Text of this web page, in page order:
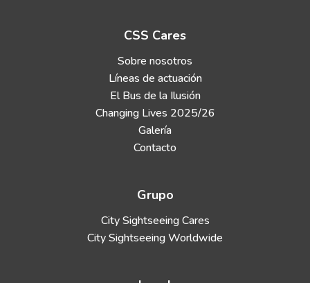
CSS Cares
Sobre nosotros
Líneas de actuación
El Bus de la Ilusión
Changing Lives 2025/26
Galería
Contacto
Grupo
City Sightseeing Cares
City Sightseeing Worldwide